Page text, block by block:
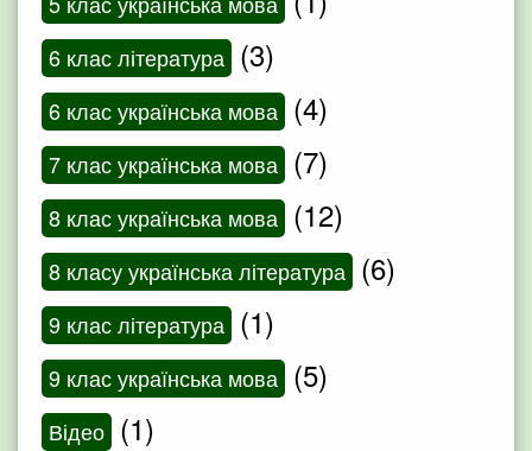
6 клас література (3)
6 клас українська мова (4)
7 клас українська мова (7)
8 клас українська мова (12)
8 класу українська література (6)
9 клас література (1)
9 клас українська мова (5)
Відео (1)